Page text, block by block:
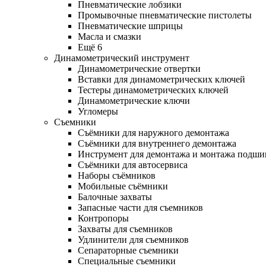
Пневматические лобзики
Промывочные пневматические пистолеты
Пневматические шприцы
Масла и смазки
Ещё 6
Динамометрический инструмент
Динамометрические отвертки
Вставки для динамометрических ключей
Тестеры динамометрических ключей
Динамометрические ключи
Угломеры
Съемники
Съёмники для наружного демонтажа
Съёмники для внутреннего демонтажа
Инструмент для демонтажа и монтажа
Съёмники для автосервиса
Наборы съёмников
Мобильные съёмники
Балочные захваты
Запасные части для съемников
Контропоры
Захваты для съемников
Удлинители для съемников
Сепараторные съемники
Специальные съемники